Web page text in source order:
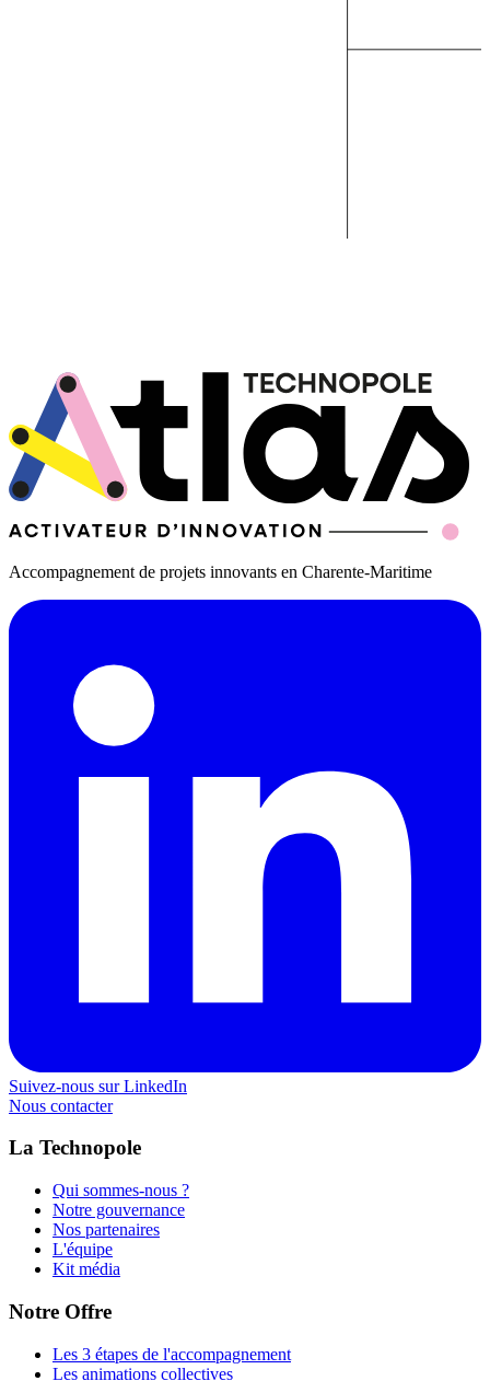
Accompagnement de projets innovants en Charente-Maritime
Suivez-nous sur LinkedIn
Nous contacter
La Technopole
Qui sommes-nous ?
Notre gouvernance
Nos partenaires
L'équipe
Kit média
Notre Offre
Les 3 étapes de l'accompagnement
Les animations collectives